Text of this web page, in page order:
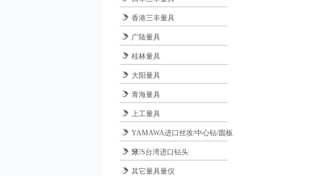
香港三丰量具
广陆量具
桂林量具
大阳量具
青海量具
上工量具
YAMAWA进口丝攻/中心钻/圆板
牙
SUS台湾进口钻头
其它量具量仪